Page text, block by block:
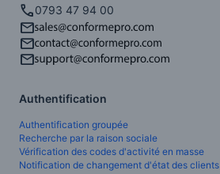
0793 47 94 00
Authentification
Authentification groupée
Recherche par la raison sociale
Vérification des codes d'activité en masse
Notification de changement d'état des clients